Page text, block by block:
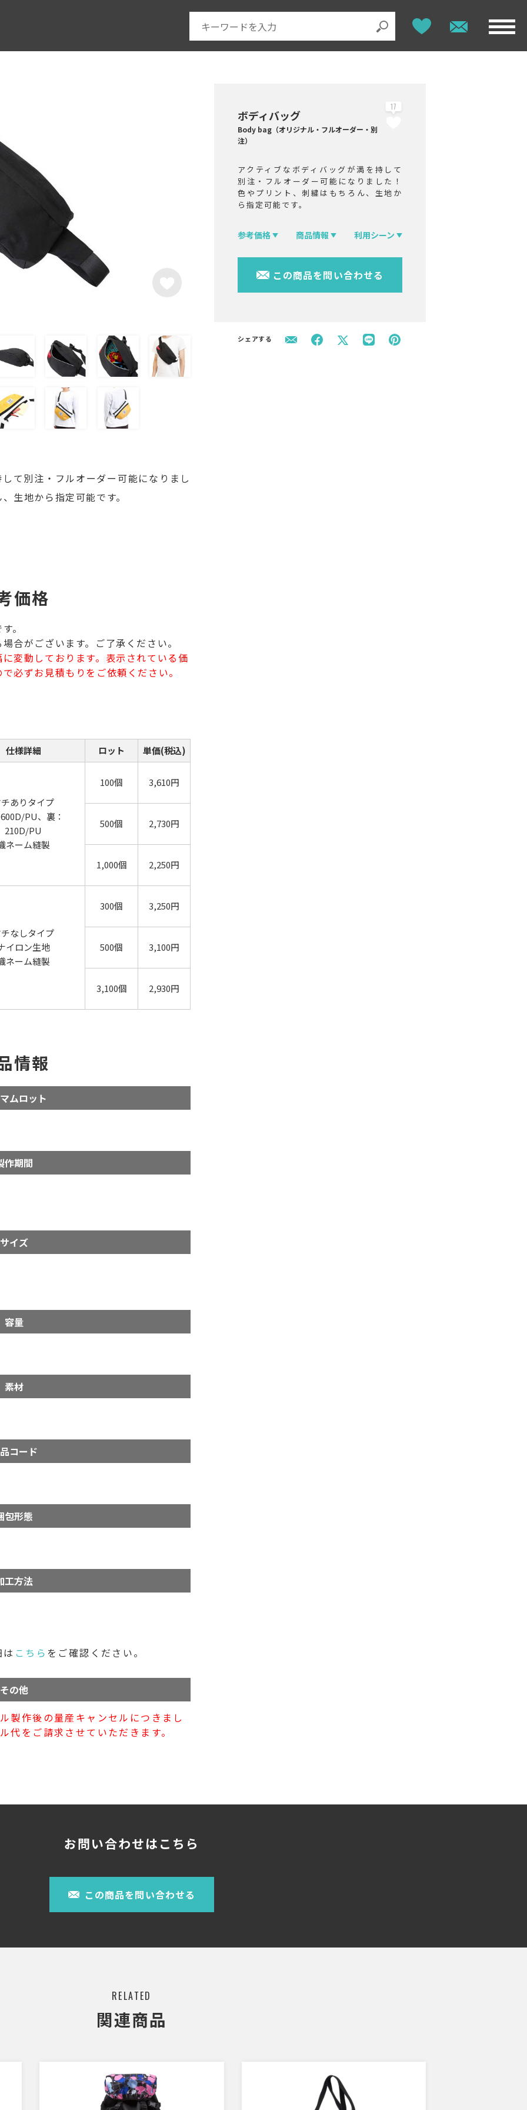
ボディバッグ
Body bag（オリジナル・フルオーダー・別
注）
17
アクティブなボディバッグが満を持して
別注・フルオーダー可能になりました！
色やプリント、刺繍はもちろん、生地か
ら指定可能です。
参考価格 商品情報 利用シーン
この商品を問い合わせる
シェアする
て別注・フルオーダー可能になりまし
生地から指定可能です。
価格
。
合がございます。ご了承ください。
変動しております。表示されている価
必ずお見積もりをご依頼ください。
仕様詳細 ロット 単価(税込)
ありタイプ
PU、裏：
210D/PU
ネーム縫製
100個 3,610円
500個 2,730円
1,000個 2,250円
なしタイプ
イロン生地
ネーム縫製
300個 3,250円
500個 3,100円
3,100個 2,930円
情報
ムロット
作期間
サイズ
容量
素材
コード
包形態
工方法
こちら をご確認ください。
その他
製作後の量産キャンセルにつきまし
代をご請求させていただきます。
お問い合わせはこちら
この商品を問い合わせる
RELATED
関連商品